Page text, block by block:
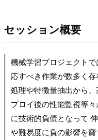
セッション概要
機械学習プロジェクト
応すべき作業が数多く
処理や特徴量抽出から
プロイ後の性能監視等
に技術的負債となって
や難易度に負の影響を